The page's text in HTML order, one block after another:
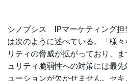
シノプシス IPマーケティング
は次のように述べている。「様
リティの脅威が拡がっており、
ュリティ脆弱性への対策には最
ューションが欠かせません。セ